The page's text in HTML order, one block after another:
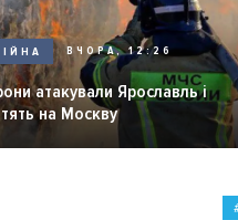
ВЧОРА, 12:26
атакували Ярославль і
на Москву